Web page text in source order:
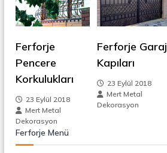
e
z
i
n
m
Ferforje
Pencere
Korkulukları
23 Eylül 2018
Mert Metal
Dekorasyon
Ferforje Garaj
Kapıları
23 Eylül 2018
Mert Metal
Dekorasyon
Ferforje Menü